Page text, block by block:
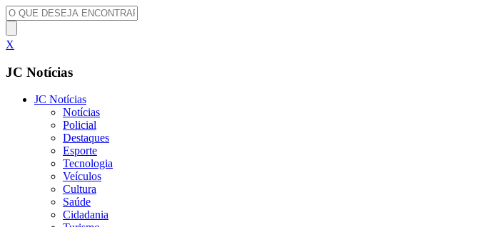
X
JC Notícias
JC Notícias
Notícias
Policial
Destaques
Esporte
Tecnologia
Veículos
Cultura
Saúde
Cidadania